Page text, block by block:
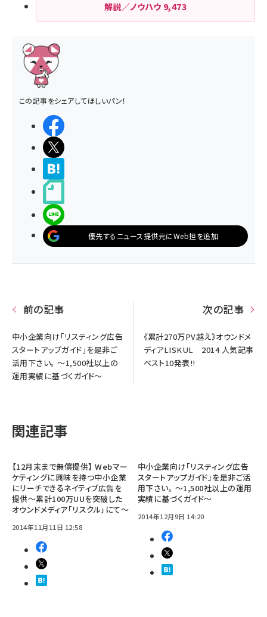
解説／ノウハウ 9,473
この記事をシェアしてほしいパン！
優先するニュース提供元にWeb担を追加
前の記事
中小企業向け「リスティング広告
スタートアップガイド」を是非ご
活用下さい。 ～1,500社以上の
運用実績に基づくガイド～
次の記事
《累計270万PV越え》オウンドメ
ディアLISKUL 2014 人気記事
ベスト10発表!!
関連記事
【12月末まで無償提供】 Webマー
ケティングに興味を持つ中小企業
にリーチできるネイティブ広告を
提供～累計100万UUを突破した
オウンドメディア「リスクル」にて～
2014年11月11日 12:58
中小企業向け「リスティング広告
スタートアップガイド」を是非ご活
用下さい。 ～1,500社以上の運用
実績に基づくガイド～
2014年12月9日 14:20